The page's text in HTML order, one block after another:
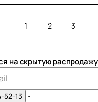
1 2 3
на скрытую распродажу
52-13